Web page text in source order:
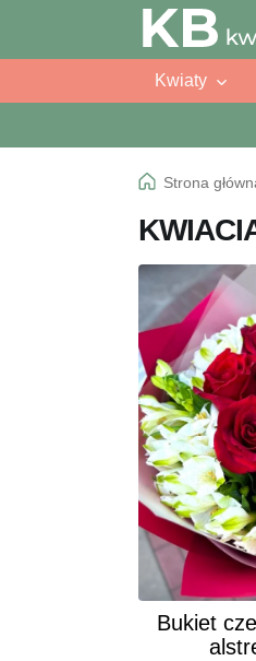
Przejdź
do
Przejdź
do
Kwiaty
Strona
Bukiet